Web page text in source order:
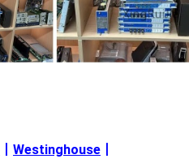
Westinghouse